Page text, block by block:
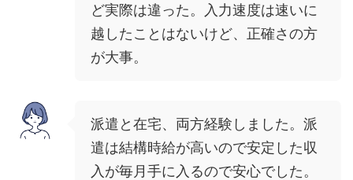
ど実際は違った。入力速度は速いに
越したことはないけど、正確さの方
が大事。
派遣と在宅、両方経験しました。派
遣は結構時給が高いので安定した収
入が毎月手に入るので安心でした。